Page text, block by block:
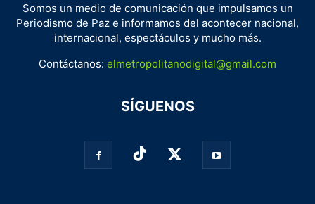
Somos un medio de comunicación que impulsamos un
Periodismo de Paz e informamos del acontecer nacional,
internacional, espectáculos y mucho más.
Contáctanos: elmetropolitanodigital@gmail.com
SÍGUENOS